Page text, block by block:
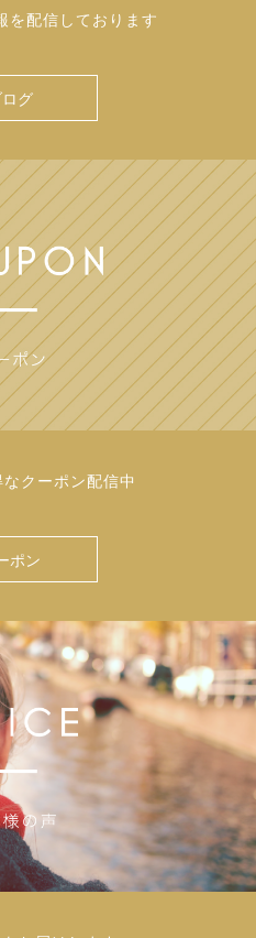
を配信しております
グ
クーポン配信中
ポン